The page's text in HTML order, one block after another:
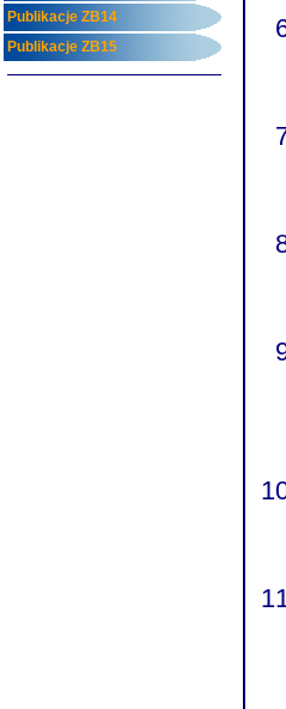
Publikacje ZB14
Publikacje ZB15